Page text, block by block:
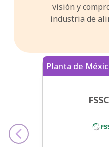
visión y
industria de
Planta de
‹